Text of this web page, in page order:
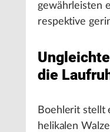
gewährleisten
respektive
die
Boehlerit stellt
helikalen